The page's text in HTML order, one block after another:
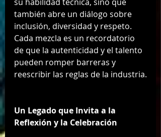
también abre un diálogo sobre
inclusión, diversidad y respeto.
Cada mezcla es un recordatorio
de que la autenticidad y el talento
pueden romper barreras y
reescribir las reglas de la industria.
Un Legado que Invita a la
Reflexión y la Celebración